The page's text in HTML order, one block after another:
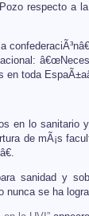
respecto a
toda
en lo sanitario
de mÃ¡s
sanidad y
se ha